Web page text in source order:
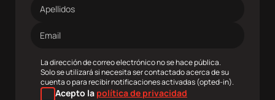
de
electrónico
La dirección de correo electrónico no se hace pública.
Solo se utilizará si necesita ser contactado acerca de su
cuenta o para recibir notificaciones activadas (opted-in).
Acepto la política de privacidad